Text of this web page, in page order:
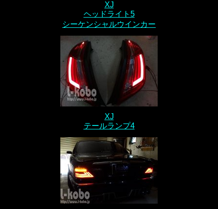
XJ
ヘッドライト5
シーケンシャルウインカー
XJ
テールランプ4